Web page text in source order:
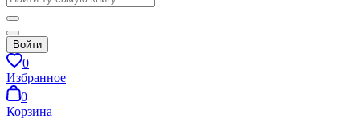
Войти
0
Избранное
0
Корзина